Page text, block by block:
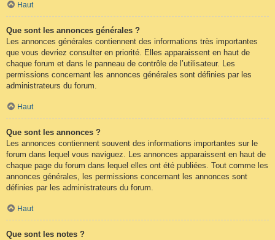
Haut
Que sont les annonces générales ?
Les annonces générales contiennent des informations très importantes
que vous devriez consulter en priorité. Elles apparaissent en haut de
chaque forum et dans le panneau de contrôle de l’utilisateur. Les
permissions concernant les annonces générales sont définies par les
administrateurs du forum.
Haut
Que sont les annonces ?
Les annonces contiennent souvent des informations importantes sur le
forum dans lequel vous naviguez. Les annonces apparaissent en haut de
chaque page du forum dans lequel elles ont été publiées. Tout comme les
annonces générales, les permissions concernant les annonces sont
définies par les administrateurs du forum.
Haut
Que sont les notes ?